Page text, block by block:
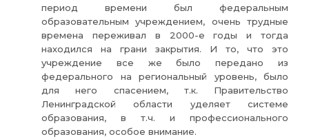
период времени был федеральным
образовательным учреждением, очень трудные
времена переживал в 2000-е годы и тогда
находился на грани закрытия. И то, что это
учреждение все же было передано из
федерального на региональный уровень, было
для него спасением, т.к. Правительство
Ленинградской области уделяет системе
образования, в т.ч. и профессионального
образования, особое внимание.